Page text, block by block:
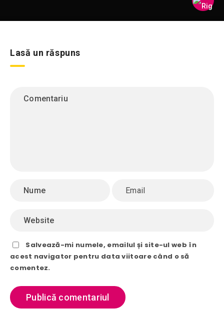
Lasă un răspuns
Salvează-mi numele, emailul și site-ul web în
acest navigator pentru data viitoare când o să
comentez.